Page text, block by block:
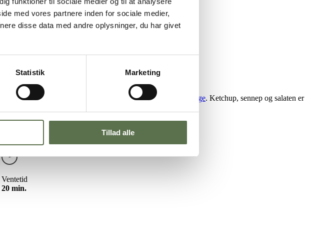
med vores partnere inden for sociale medier,
disse data med andre oplysninger, du har givet
Statistik Marketing
Tillad alle
til børnefødselsdagen.
Citronmåne, og bøffen er lavet med Valsemøllen Chokoladekage. Ketchup, sennep og salaten er
Ventetid
20 min.